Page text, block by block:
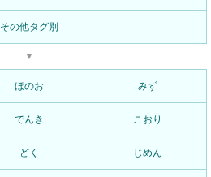
その他タグ別
▼
ほのお みず
でんき こおり
どく じめん